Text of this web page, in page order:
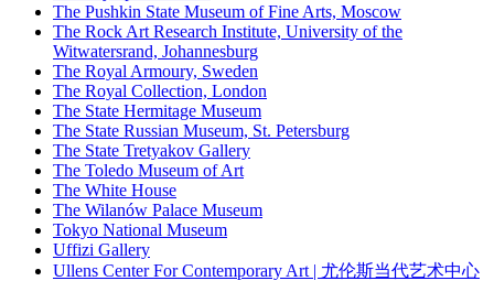
The Pushkin State Museum of Fine Arts, Moscow
The Rock Art Research Institute, University of the
Witwatersrand, Johannesburg
The Royal Armoury, Sweden
The Royal Collection, London
The State Hermitage Museum
The State Russian Museum, St. Petersburg
The State Tretyakov Gallery
The Toledo Museum of Art
The White House
The Wilanów Palace Museum
Tokyo National Museum
Uffizi Gallery
Ullens Center For Contemporary Art | 尤伦斯当代艺术中心